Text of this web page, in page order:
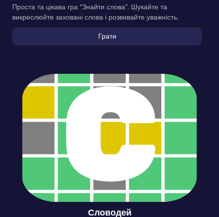
Проста та цікава гра “Знайти слова”. Шукайте та
викреслюйте заховані слова і розвивайте уважність.
Грати
Словодей